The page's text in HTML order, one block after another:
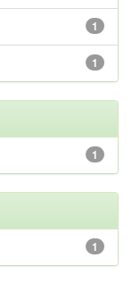
1
1
1
1